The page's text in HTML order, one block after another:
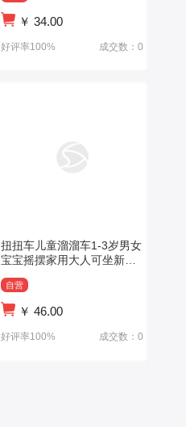
￥34.00
好评率100% 成交数：0
扭扭车儿童溜溜车1-3岁男女
宝宝摇摆家用大人可坐新款
自营
￥46.00
好评率100% 成交数：0